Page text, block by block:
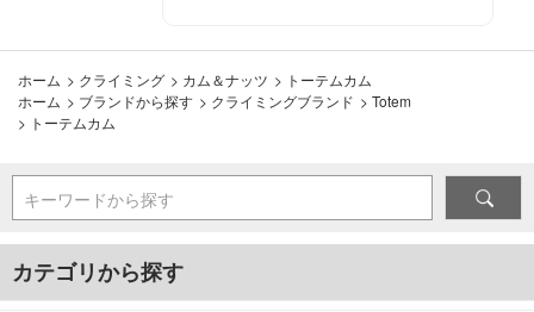
ホーム > クライミング > カム＆ナッツ > トーテムカム
ホーム > ブランドから探す > クライミングブランド > Totem
> トーテムカム
キーワードから探す
カテゴリから探す